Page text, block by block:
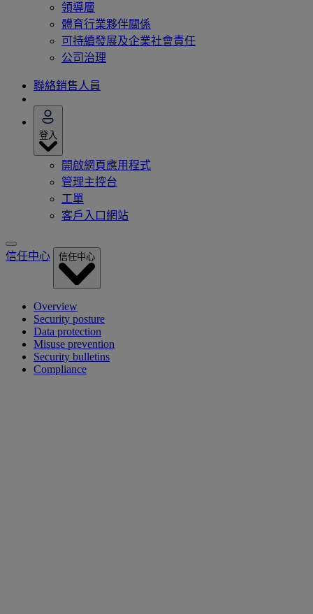
領導層
體育行業夥伴關係
可持續發展及企業社會責任
公司治理
聯絡銷售人員
登入
開啟網頁應用程式
管理主控台
工單
客戶入口網站
信任中心 信任中心
Overview
Security posture
Data protection
Misuse prevention
Security bulletins
Compliance